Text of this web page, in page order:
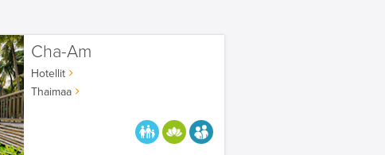
Cha-Am
Hotellit
Thaimaa
PARASTA PERHEELLE
HYVÄÄN OLOON